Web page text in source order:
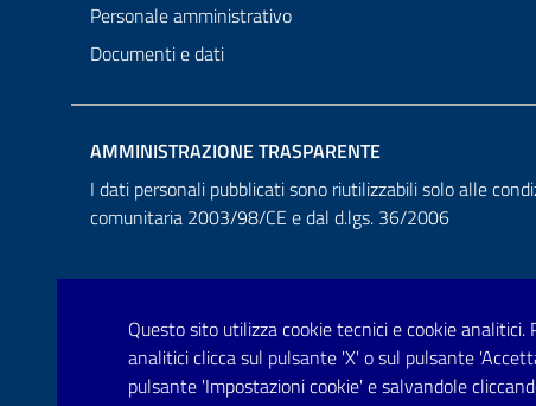
Questo sito utilizza cookie tecnici e cookie
analitici clicca sul pulsante 'X' o sul pulsante
pulsante 'Impostazioni cookie' e salvandole
Personale amministrativo
Documenti e dati
AMMINISTRAZIONE TRASPARENTE
I dati personali pubblicati sono riutilizzabili solo alle
comunitaria 2003/98/CE e dal d.lgs. 36/2006